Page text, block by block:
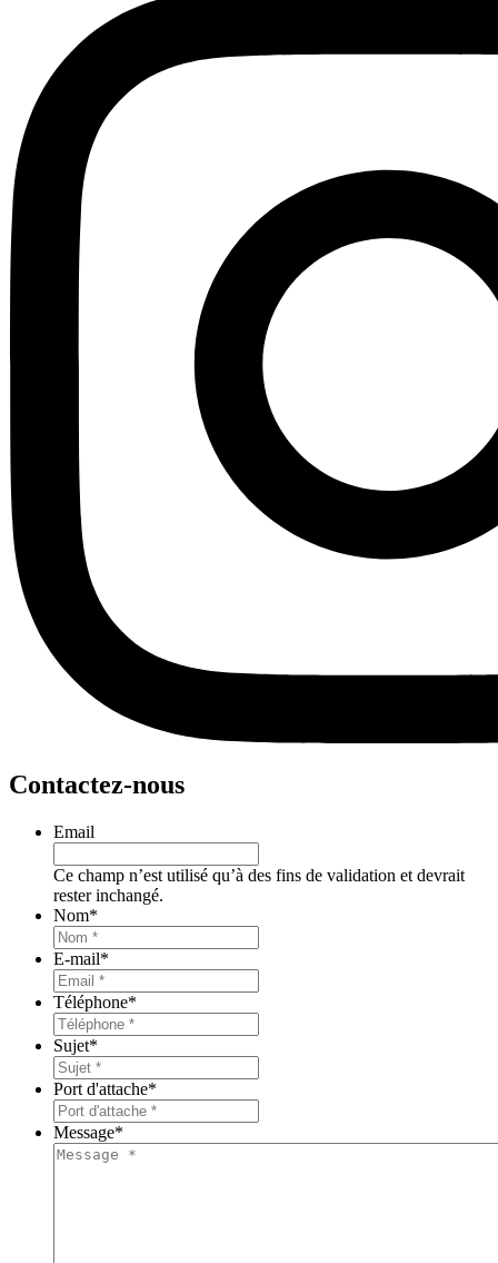
Contactez-nous
Email
Ce champ n’est utilisé qu’à des fins de validation et devrait
rester inchangé.
Nom*
E-mail*
Téléphone*
Sujet*
Port d'attache*
Message*